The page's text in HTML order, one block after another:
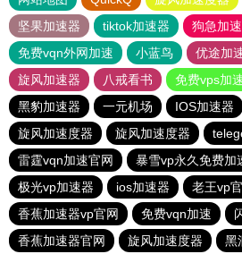
坚果加速器
tiktok加速器
狗急加
免费vqn外网加速
小蓝鸟 优途加
旋风加速器
八戒看书
免费vps加
黑豹加速器
一元机场 IOS加速器
旋风加速度器
旋风加速度器
雷霆vqn加速官网
暴雪vp永久免费加
极光vp加速器
ios加速器
老王vp
香蕉加速器vp官网
免费vqn加速
香蕉加速器官网
旋风加速度器 黑